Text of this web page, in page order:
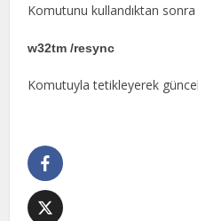
Komutunu kullandıktan sonra
w32tm /resync
Komutuyla tetikleyerek